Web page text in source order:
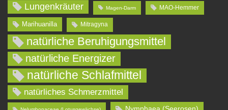
Lungenkräuter Magen-Darm MAO-Hemmer
Marihuanilla Mitragyna
natürliche Beruhigungsmittel
natürliche Energizer
natürliche Schlafmittel
natürliches Schmerzmittel